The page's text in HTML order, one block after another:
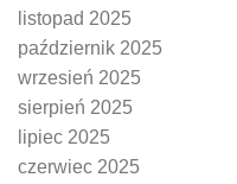
listopad 2025
październik 2025
wrzesień 2025
sierpień 2025
lipiec 2025
czerwiec 2025